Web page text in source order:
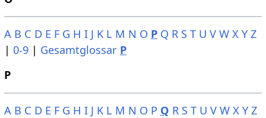
A B C D E F G H I J K L M N O P Q R S T U V W X Y Z
| 0-9| Gesamtglossar P
P
A B C D E F G H I J K L M N O P Q R S T U V W X Y Z